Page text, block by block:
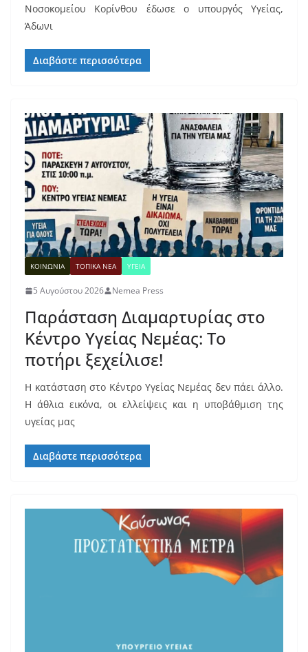
Νοσοκομείου Κορίνθου έδωσε ο υπουργός Υγείας,
Άδωνι
Διαβάστε περισσότερα
ΚΟΙΝΩΝΙΑ ΤΟΠΙΚΑ ΝΕΑ ΥΓΕΙΑ
5 Αυγούστου 2026 Nemea Press
Παράσταση Διαμαρτυρίας στο
Κέντρο Υγείας Νεμέας: Το
ποτήρι ξεχείλισε!
Η κατάσταση στο Κέντρο Υγείας Νεμέας δεν πάει άλλο.
Η άθλια εικόνα, οι ελλείψεις και η υποβάθμιση της
υγείας μας
Διαβάστε περισσότερα